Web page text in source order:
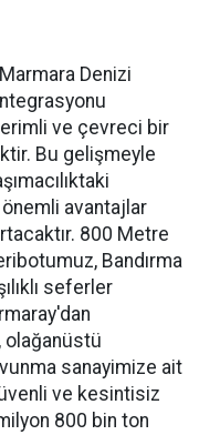
Denizi
ve çevreci bir
Bu gelişmeyle
avantajlar
800 Metre
Bandırma
seferler
olağanüstü
sanayimize ait
ve kesintisiz
800 bin ton